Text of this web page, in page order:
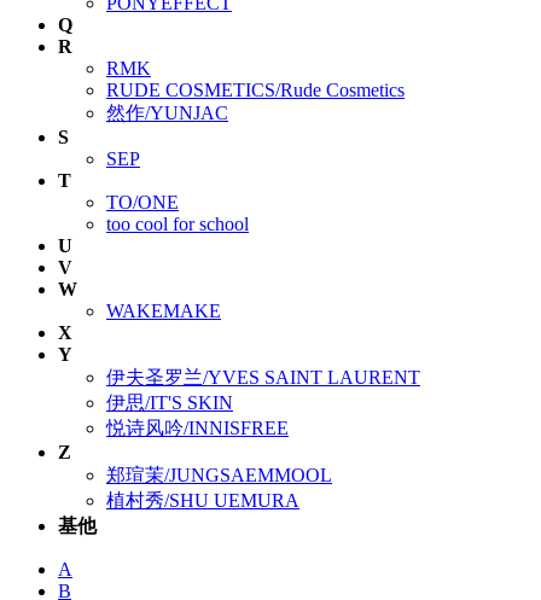
Q
R
RMK
RUDE COSMETICS/Rude Cosmetics
然作/YUNJAC
S
SEP
T
TO/ONE
too cool for school
U
V
W
WAKEMAKE
X
Y
伊夫圣罗兰/YVES SAINT LAURENT
伊思/IT'S SKIN
悦诗风吟/INNISFREE
Z
郑瑄茉/JUNGSAEMMOOL
植村秀/SHU UEMURA
基他
A
B